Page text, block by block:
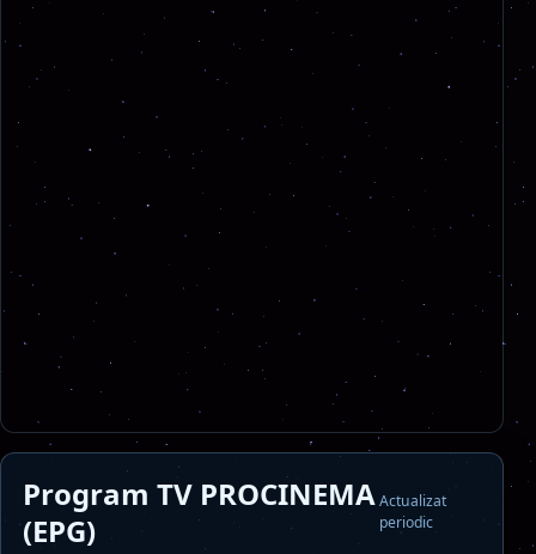
Program TV PROCINEMA
(EPG)
Actualizat
periodic